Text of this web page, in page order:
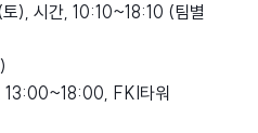
), 시간, 10:10~18:10 (팀별
13:00~18:00, FKI타워